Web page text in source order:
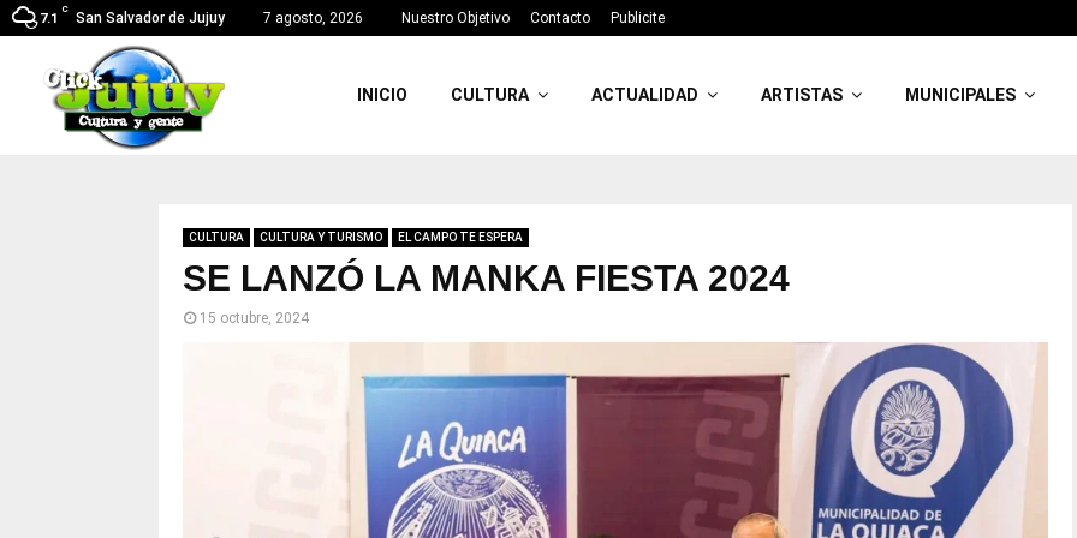
7.1
C
San Salvador de Jujuy 7 agosto, 2026 Nuestro Objetivo Contacto Publicite
INICIO CULTURA ACTUALIDAD ARTISTAS MUNICIPALES
CULTURA CULTURA Y TURISMO EL CAMPO TE ESPERA
SE LANZÓ LA MANKA FIESTA 2024
15 octubre, 2024